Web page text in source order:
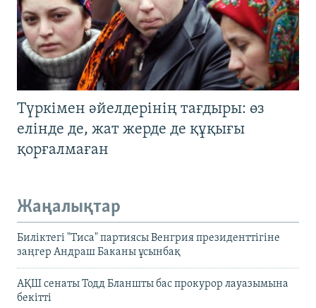
Түркімен әйелдерінің тағдыры: өз
елінде де, жат жерде де құқығы
қорғалмаған
Жаңалықтар
Биліктегі "Тиса" партиясы Венгрия президенттігіне
заңгер Андраш Баканы ұсынбақ
АҚШ сенаты Тодд Бланшты бас прокурор лауазымына
бекітті